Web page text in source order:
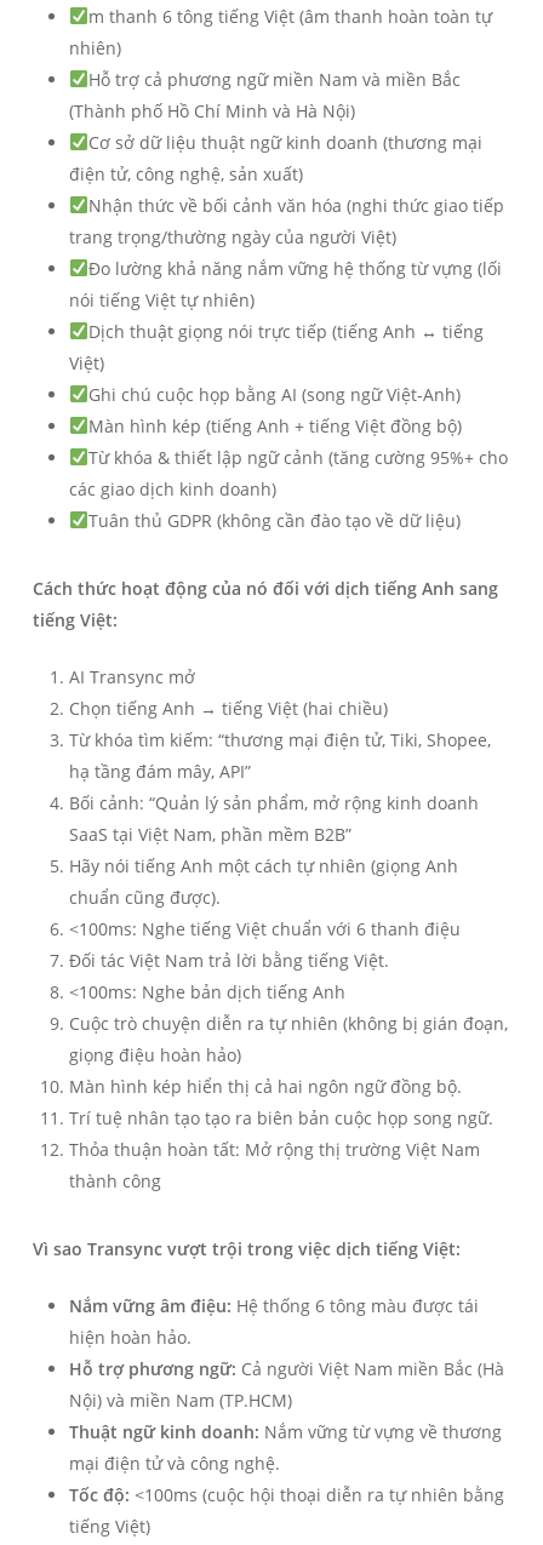
m thanh 6 tông tiếng Việt (âm thanh hoàn toàn tự
nhiên)
Hỗ trợ cả phương ngữ miền Nam và miền Bắc
(Thành phố Hồ Chí Minh và Hà Nội)
Cơ sở dữ liệu thuật ngữ kinh doanh (thương mại
điện tử, công nghệ, sản xuất)
Nhận thức về bối cảnh văn hóa (nghi thức giao tiếp
trang trọng/thường ngày của người Việt)
Đo lường khả năng nắm vững hệ thống từ vựng (lối
nói tiếng Việt tự nhiên)
Dịch thuật giọng nói trực tiếp (tiếng Anh ↔ tiếng
Việt)
Ghi chú cuộc họp bằng AI (song ngữ Việt-Anh)
Màn hình kép (tiếng Anh + tiếng Việt đồng bộ)
Từ khóa & thiết lập ngữ cảnh (tăng cường 95%+ cho
các giao dịch kinh doanh)
Tuân thủ GDPR (không cần đào tạo về dữ liệu)
Cách thức hoạt động của nó đối với dịch tiếng Anh sang
tiếng Việt:
AI Transync mở
Chọn tiếng Anh → tiếng Việt (hai chiều)
Từ khóa tìm kiếm: “thương mại điện tử, Tiki, Shopee,
hạ tầng đám mây, API”
Bối cảnh: “Quản lý sản phẩm, mở rộng kinh doanh
SaaS tại Việt Nam, phần mềm B2B”
Hãy nói tiếng Anh một cách tự nhiên (giọng Anh
chuẩn cũng được).
<100ms: Nghe tiếng Việt chuẩn với 6 thanh điệu
Đối tác Việt Nam trả lời bằng tiếng Việt.
<100ms: Nghe bản dịch tiếng Anh
Cuộc trò chuyện diễn ra tự nhiên (không bị gián đoạn,
giọng điệu hoàn hảo)
Màn hình kép hiển thị cả hai ngôn ngữ đồng bộ.
Trí tuệ nhân tạo tạo ra biên bản cuộc họp song ngữ.
Thỏa thuận hoàn tất: Mở rộng thị trường Việt Nam
thành công
Vì sao Transync vượt trội trong việc dịch tiếng Việt:
Nắm vững âm điệu: Hệ thống 6 tông màu được tái
hiện hoàn hảo.
Hỗ trợ phương ngữ: Cả người Việt Nam miền Bắc (Hà
Nội) và miền Nam (TP.HCM)
Thuật ngữ kinh doanh: Nắm vững từ vựng về thương
mại điện tử và công nghệ.
Tốc độ: <100ms (cuộc hội thoại diễn ra tự nhiên bằng
tiếng Việt)